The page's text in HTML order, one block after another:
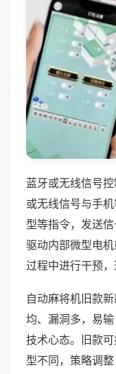
蓝牙或无线信号
或无线信号与手
型等指令，发送
驱动内部微型电
过程中进行干预，
自动麻将机旧款
均、漏洞多，易
技术心态。旧款
型不同，策略调整